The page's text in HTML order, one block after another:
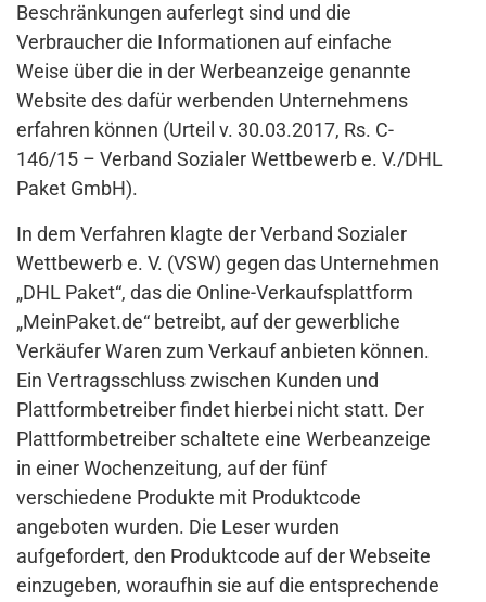
Beschränkungen auferlegt sind und die
Verbraucher die Informationen auf einfache
Weise über die in der Werbeanzeige genannte
Website des dafür werbenden Unternehmens
erfahren können (Urteil v. 30.03.2017, Rs. C-
146/15 – Verband Sozialer Wettbewerb e. V./DHL
Paket GmbH).
In dem Verfahren klagte der Verband Sozialer
Wettbewerb e. V. (VSW) gegen das Unternehmen
„DHL Paket“, das die Online-Verkaufsplattform
„MeinPaket.de“ betreibt, auf der gewerbliche
Verkäufer Waren zum Verkauf anbieten können.
Ein Vertragsschluss zwischen Kunden und
Plattformbetreiber findet hierbei nicht statt. Der
Plattformbetreiber schaltete eine Werbeanzeige
in einer Wochenzeitung, auf der fünf
verschiedene Produkte mit Produktcode
angeboten wurden. Die Leser wurden
aufgefordert, den Produktcode auf der Webseite
einzugeben, woraufhin sie auf die entsprechende